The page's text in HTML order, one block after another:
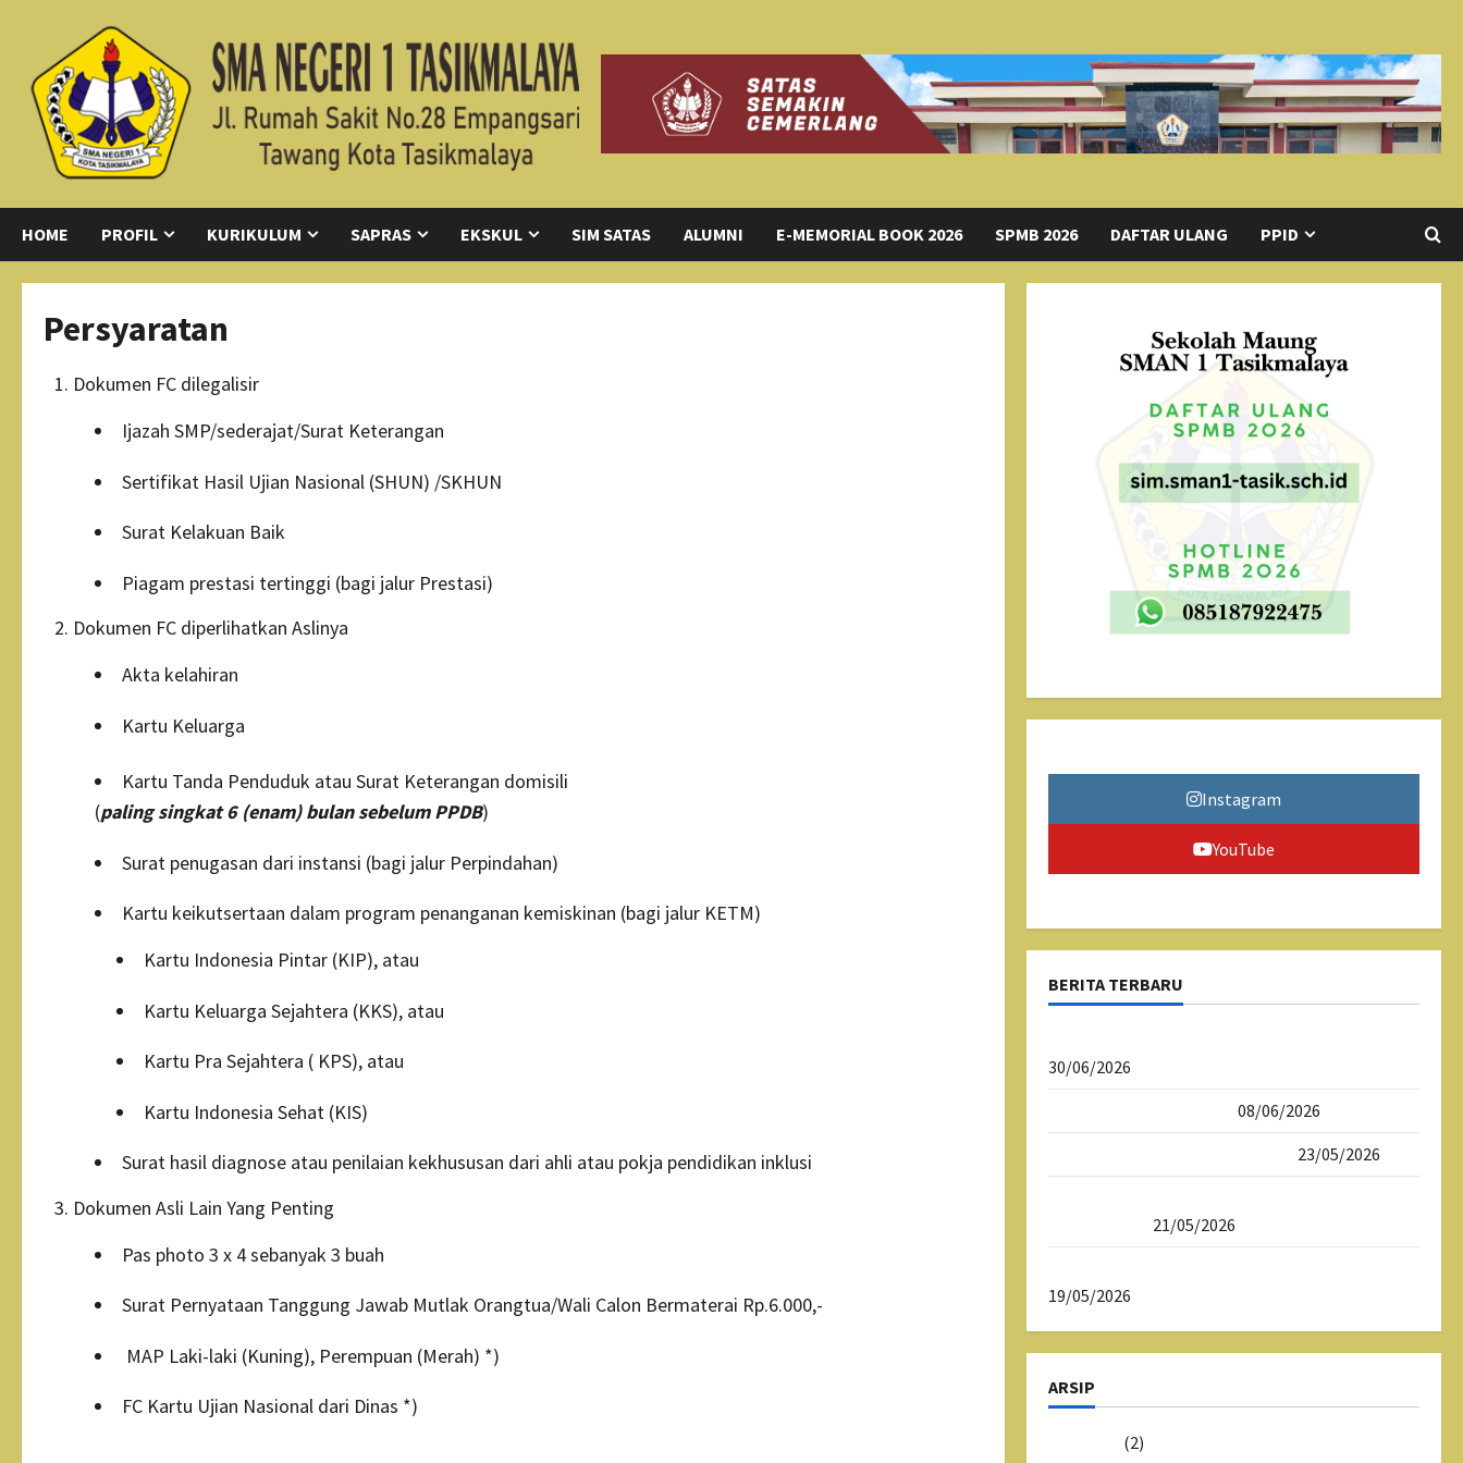
content
HOME PROFIL KURIKULUM SAPRAS EKSKUL SIM SATAS ALUMNI E-MEMORIAL BOOK 2026 SPMB 2026 DAFTAR ULANG PPID
Persyaratan
Dokumen FC dilegalisir
Ijazah SMP/sederajat/Surat Keterangan
Sertifikat Hasil Ujian Nasional (SHUN) /SKHUN
Surat Kelakuan Baik
Piagam prestasi tertinggi (bagi jalur Prestasi)
Dokumen FC diperlihatkan Aslinya
Akta kelahiran
Kartu Keluarga
Kartu Tanda Penduduk atau Surat Keterangan domisili
(paling singkat 6 (enam) bulan sebelum PPDB)
Surat penugasan dari instansi (bagi jalur Perpindahan)
Kartu keikutsertaan dalam program penanganan kemiskinan (bagi jalur KETM)
Kartu Indonesia Pintar (KIP), atau
Kartu Keluarga Sejahtera (KKS), atau
Kartu Pra Sejahtera ( KPS), atau
Kartu Indonesia Sehat (KIS)
Surat hasil diagnose atau penilaian kekhususan dari ahli atau pokja pendidikan inklusi
Dokumen Asli Lain Yang Penting
Pas photo 3 x 4 sebanyak 3 buah
Surat Pernyataan Tanggung Jawab Mutlak Orangtua/Wali Calon Bermaterai Rp.6.000,-
MAP Laki-laki (Kuning), Perempuan (Merah) *)
FC Kartu Ujian Nasional dari Dinas *)
Instagram
YouTube
BERITA TERBARU
30/06/2026
08/06/2026
23/05/2026
21/05/2026
19/05/2026
ARSIP
(2)